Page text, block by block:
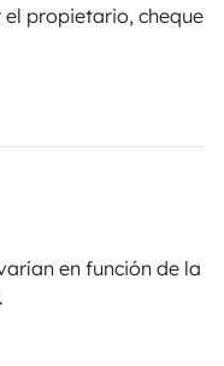
propietario, cheque
en función de la